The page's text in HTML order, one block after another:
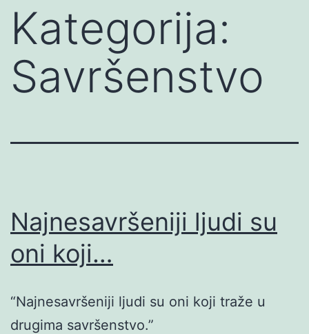
Kategorija:
Savršenstvo
Najnesavršeniji ljudi su
oni koji…
“Najnesavršeniji ljudi su oni koji traže u
drugima savršenstvo.”